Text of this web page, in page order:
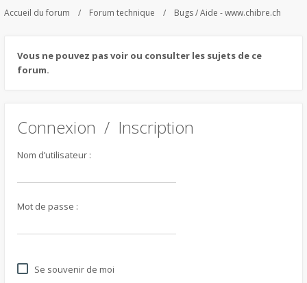
Accueil du forum Forum technique Bugs / Aide - www.chibre.ch
Vous ne pouvez pas voir ou consulter les sujets de ce
forum.
Connexion / Inscription
Nom d’utilisateur :
Mot de passe :
Se souvenir de moi